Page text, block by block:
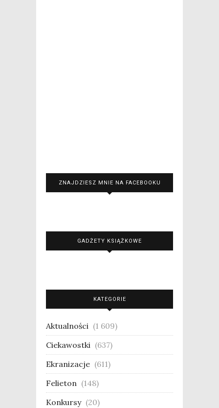
ZNAJDZIESZ MNIE NA FACEBOOKU
GADŻETY KSIĄŻKOWE
KATEGORIE
Aktualności (1 609)
Ciekawostki (637)
Ekranizacje (611)
Felieton (148)
Konkursy (20)